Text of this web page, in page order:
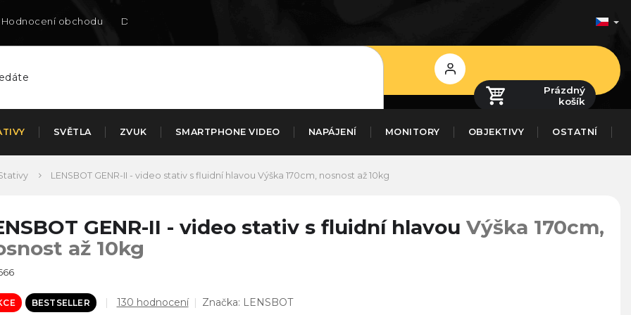
Hodnocení obchodu Doručení na SK
Přihlášení
Prázdný
košík
SVĚTLA ZVUK SMARTPHONE VIDEO NAPÁJENÍ MONITORY OBJEKTIVY OSTATNÍ
LENSBOT GENR-II - video stativ s fluidní hlavou Výška 170cm, nosnost až 10kg
GENR-II - video stativ s fluidní hlavou Výška 170cm,
až 10kg
BESTSELLER
Průměrné
130 hodnocení Značka: LENSBOT